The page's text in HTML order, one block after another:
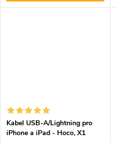
Kabel USB-A/Lightning pro
iPhone a iPad - Hoco, X1